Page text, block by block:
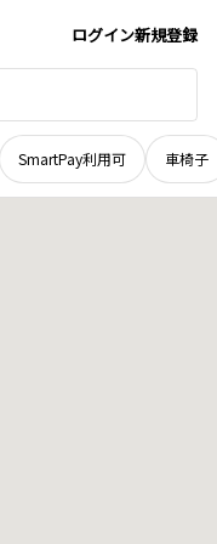
ログイン新規登録
SmartPay利用可 車椅子